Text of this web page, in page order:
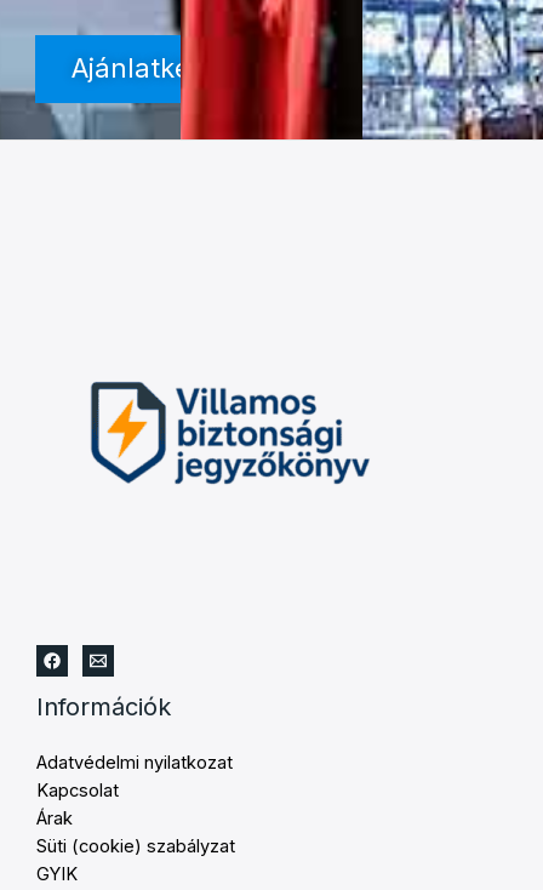
Ajánlatkérés
Információk
Adatvédelmi nyilatkozat
Kapcsolat
Árak
Süti (cookie) szabályzat
GYIK